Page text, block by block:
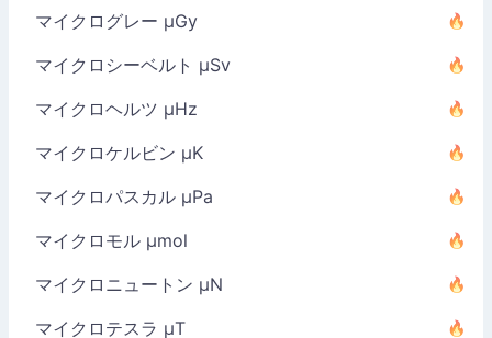
マイクログレー µGy
マイクロシーベルト µSv
マイクロヘルツ µHz
マイクロケルビン µK
マイクロパスカル µPa
マイクロモル µmol
マイクロニュートン µN
マイクロテスラ µT